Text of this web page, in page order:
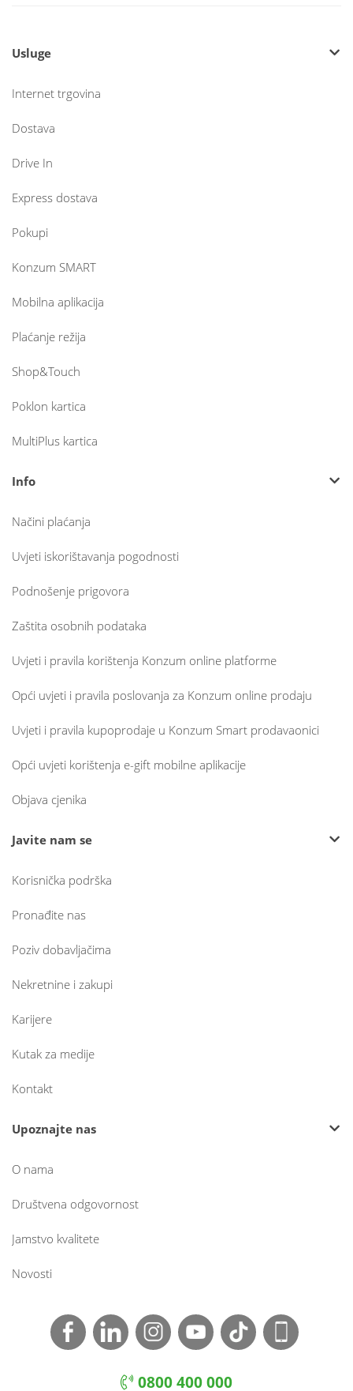
Usluge
Internet trgovina
Dostava
Drive In
Express dostava
Pokupi
Konzum SMART
Mobilna aplikacija
Plaćanje režija
Shop&Touch
Poklon kartica
MultiPlus kartica
Info
Načini plaćanja
Uvjeti iskorištavanja pogodnosti
Podnošenje prigovora
Zaštita osobnih podataka
Uvjeti i pravila korištenja Konzum online platforme
Opći uvjeti i pravila poslovanja za Konzum online prodaju
Uvjeti i pravila kupoprodaje u Konzum Smart prodavaonici
Opći uvjeti korištenja e-gift mobilne aplikacije
Objava cjenika
Javite nam se
Korisnička podrška
Pronađite nas
Poziv dobavljačima
Nekretnine i zakupi
Karijere
Kutak za medije
Kontakt
Upoznajte nas
O nama
Društvena odgovornost
Jamstvo kvalitete
Novosti
0800 400 000